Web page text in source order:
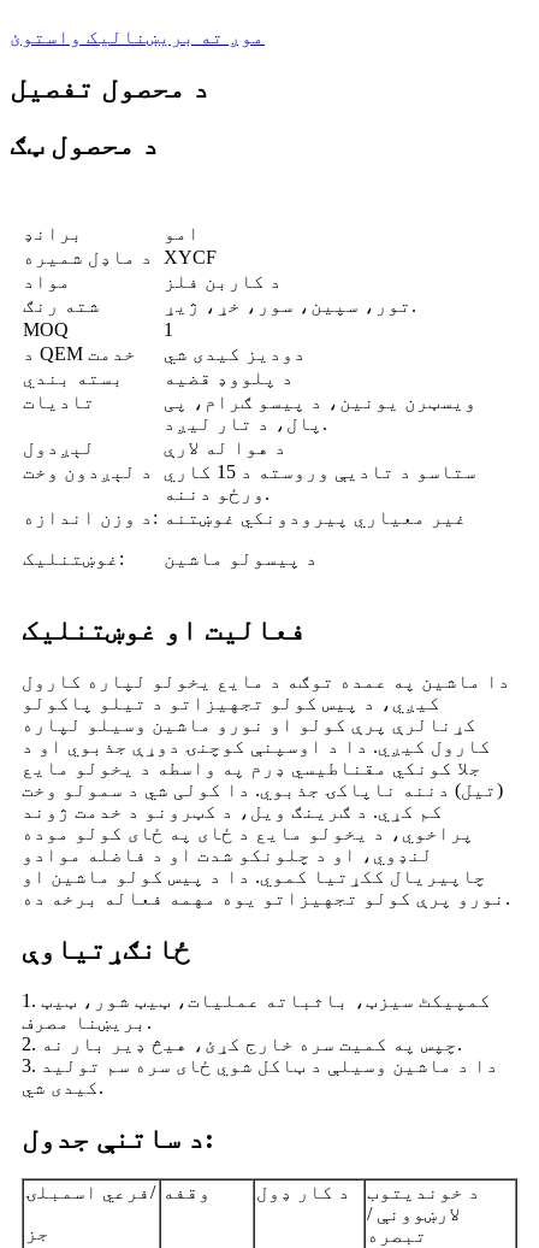
موږ ته بریښنالیک واستوئ
د محصول تفصیل
د محصول ټګ
برانډ
امو
د ماډل شمیره
XYCF
مواد
د کاربن فلز
شته رنګ
تور، سپین، سور، خړ، ژیړ.
MOQ
1
د QEM خدمت
دودیز کیدی شي
بسته بندي
د پلووډ قضیه
تادیات
ویسټرن یونین، د پیسو ګرام، پی
پال، د تار لیږد.
لېږدول
د هوا له لارې
د لېږدون وخت
ستاسو د تادیې وروسته د 15 کاري
ورځو دننه.
د وزن اندازه:
غوښتنلیک:
غیر معیاري پیرودونکي غوښتنه
د پیسولو ماشین
فعالیت او غوښتنلیک
دا ماشین په عمده توګه د مایع یخولو لپاره کارول
کیږي، د پیس کولو تجهیزاتو د تیلو پاکولو
کړنالرې پرې کولو او نورو ماشین وسیلو لپاره
کارول کیږي. دا د اوسپنې کوچنۍ دوړې جذبوي او د
جلا کونکي مقناطیسي ډرم په واسطه د یخولو مایع
(تیل) دننه ناپاکۍ جذبوي. دا کولی شي د سمولو وخت
کم کړي. د ګرینګ ویل، د کټرونو د خدمت ژوند
پراخوي، د یخولو مایع د ځای په ځای کولو موده
لنډوي، او د چلونکو شدت او د فاضله موادو
چاپیریال ککړتیا کموي. دا د پیس کولو ماشین او
نورو پرې کولو تجهیزاتو یوه مهمه فعاله برخه ده.
ځانګړتیاوې
1. کمپیکٹ سیزټ، باثباته عملیات، ټیټ شور، ټیټ
بریښنا مصرف.
2. چپس په کمیت سره خارج کړئ، هیڅ ډیر بار نه.
3. دا د ماشین وسیلې د ټاکل شوي ځای سره سم تولید
کیدی شي.
د ساتنې جدول:
فرعي اسمبلۍ/
جز
وقفه د کار ډول
د خوندیتوب
لارښوونې /
تبصره